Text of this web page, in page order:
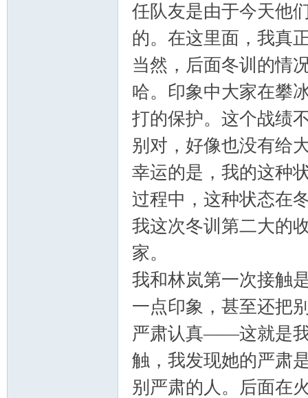
任队友是由于今天他
的。在这里面，我真
当然，后面冬训的情
哈。印象中大家在攀
打的保护。这个战绩
别对，好像也没有给
幸运的是，我的这种
过程中，这种状态在
我这次冬训第二大的
家。
我和林岚第一次接触
一点印象，甚至还把
严肃认真——这就是
触，我发现她的严肃
别严肃的人。后面在